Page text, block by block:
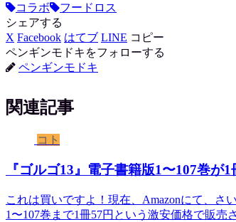
コラボ
フードロス
シェアする
X Facebook はてブ LINE コピー
ペンギンモドキをフォローする
ペンギンモドキ
関連記事
コト
『ゴルゴ13』電子書籍版1〜107巻が
これは買いですよ！現在、Amazonにて、さ
1〜107巻まで1冊57円という激安価格で販売